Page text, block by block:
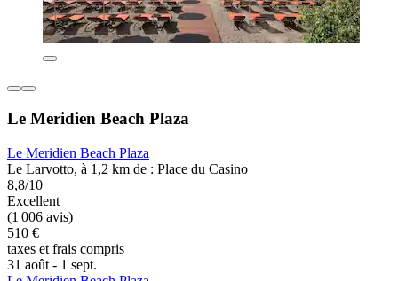
Le Meridien Beach Plaza
Le Meridien Beach Plaza
Le Larvotto, à 1,2 km de : Place du Casino
8,8/10
Excellent
(1 006 avis)
510 €
taxes et frais compris
31 août - 1 sept.